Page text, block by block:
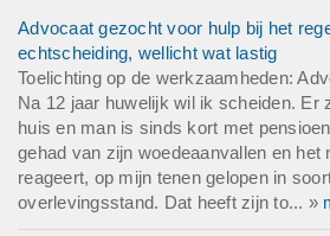
Advocaat gezocht voor hulp bij het
echtscheiding, wellicht wat lastig
Toelichting op de werkzaamheden:
Na 12 jaar huwelijk wil ik scheiden. Er
huis en man is sinds kort met
gehad van zijn woedeaanvallen en het
reageert, op mijn tenen gelopen in
overlevingsstand. Dat heeft zijn to... »